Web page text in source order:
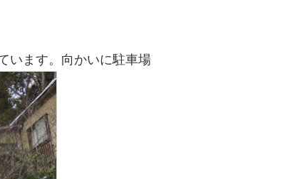
います。向かいに駐車場